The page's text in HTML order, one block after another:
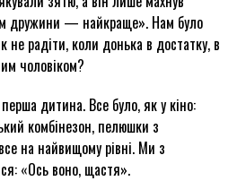
дружини — найкраще». Нам було
не радіти, коли донька в достатку, в
чоловіком?
дитина. Все було, як у кіно:
комбінезон, пелюшки з
на найвищому рівні. Ми з
«Ось воно, щастя».